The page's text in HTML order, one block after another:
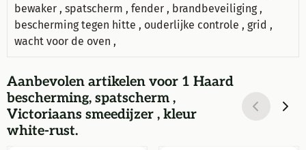
bewaker , spatscherm , fender , brandbeveiliging ,
bescherming tegen hitte , ouderlijke controle , grid ,
wacht voor de oven ,
Aanbevolen artikelen voor 1 Haard
bescherming, spatscherm ,
Victoriaans smeedijzer , kleur
white-rust.